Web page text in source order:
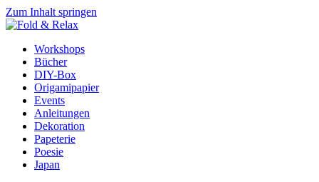
Zum Inhalt springen
Workshops
Bücher
DIY-Box
Origamipapier
Events
Anleitungen
Dekoration
Papeterie
Poesie
Japan